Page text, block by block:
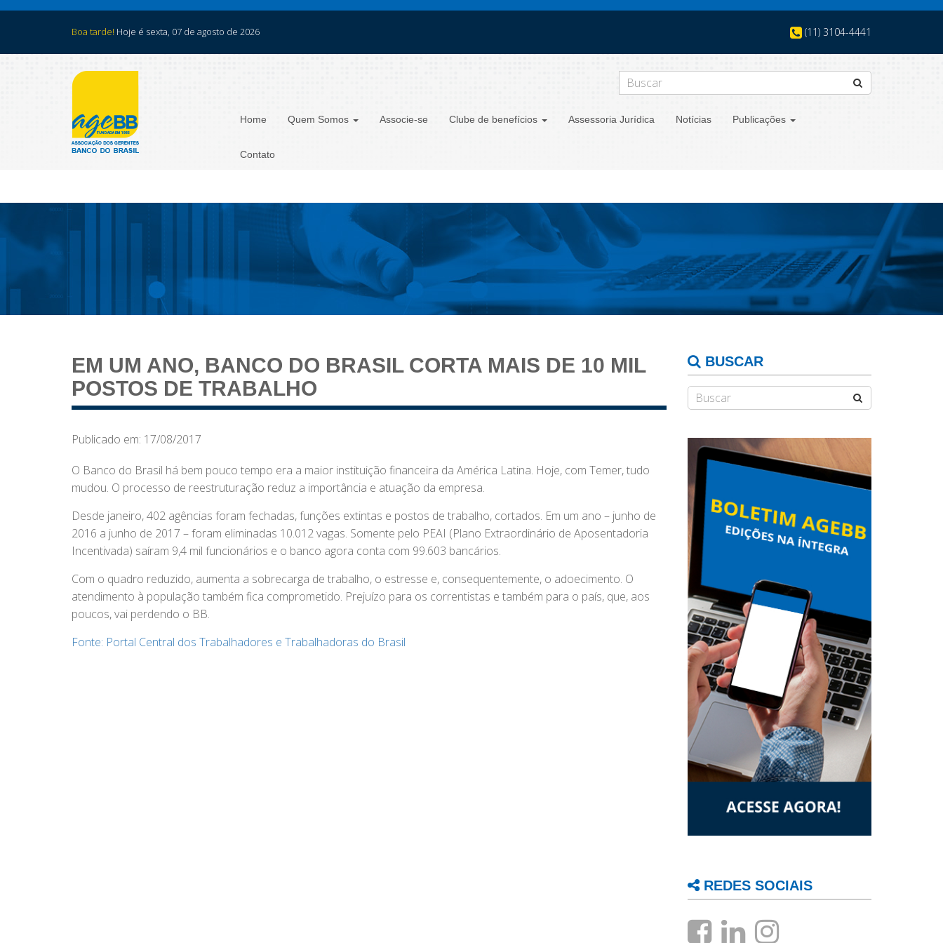
Boa tarde! Hoje é sexta, 07 de agosto de 2026 (11) 3104-4441
Home Quem Somos Associe-se Clube de benefícios Assessoria Jurídica Notícias Publicações
Contato
EM UM ANO, BANCO DO BRASIL CORTA MAIS DE 10 MIL
POSTOS DE TRABALHO
Publicado em: 17/08/2017
O Banco do Brasil há bem pouco tempo era a maior instituição financeira da América Latina. Hoje, com Temer, tudo
mudou. O processo de reestruturação reduz a importância e atuação da empresa.
Desde janeiro, 402 agências foram fechadas, funções extintas e postos de trabalho, cortados. Em um ano – junho de
2016 a junho de 2017 – foram eliminadas 10.012 vagas. Somente pelo PEAI (Plano Extraordinário de Aposentadoria
Incentivada) saíram 9,4 mil funcionários e o banco agora conta com 99.603 bancários.
Com o quadro reduzido, aumenta a sobrecarga de trabalho, o estresse e, consequentemente, o adoecimento. O
atendimento à população também fica comprometido. Prejuízo para os correntistas e também para o país, que, aos
poucos, vai perdendo o BB.
Fonte: Portal Central dos Trabalhadores e Trabalhadoras do Brasil
BUSCAR
REDES SOCIAIS